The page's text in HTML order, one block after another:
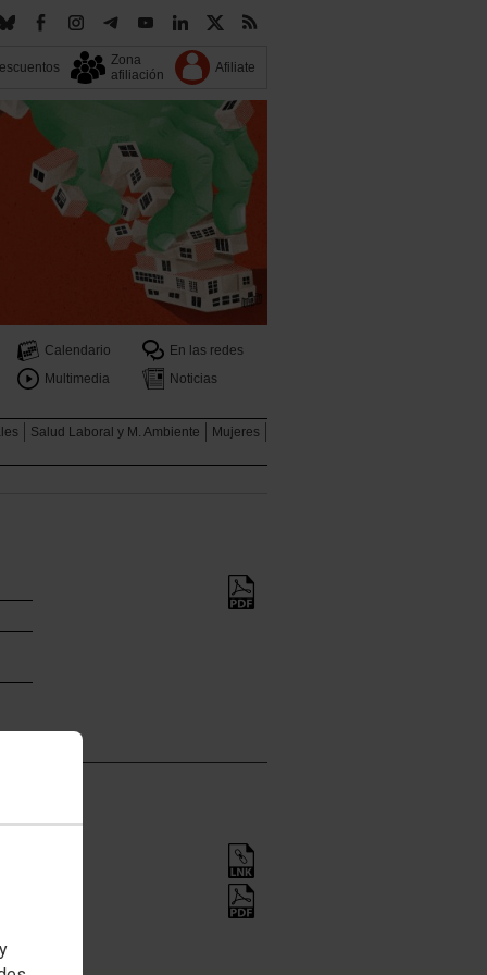
Zona
afiliación
Afiliate
Calendario
En las redes
Multimedia
Noticias
Salud Laboral y M. Ambiente Mujeres